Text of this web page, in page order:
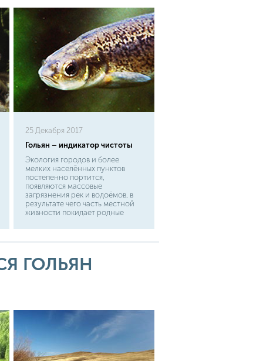
25 Декабря 2017
Гольян – индикатор чистоты
Экология городов и более
мелких населённых пунктов
постепенно портится,
появляются массовые
загрязнения рек и водоёмов, в
результате чего часть местной
живности покидает родные
кого мутная вода является
отнести гольяна. Как выяснили
учёные, для нормального
ГОЛЬЯН